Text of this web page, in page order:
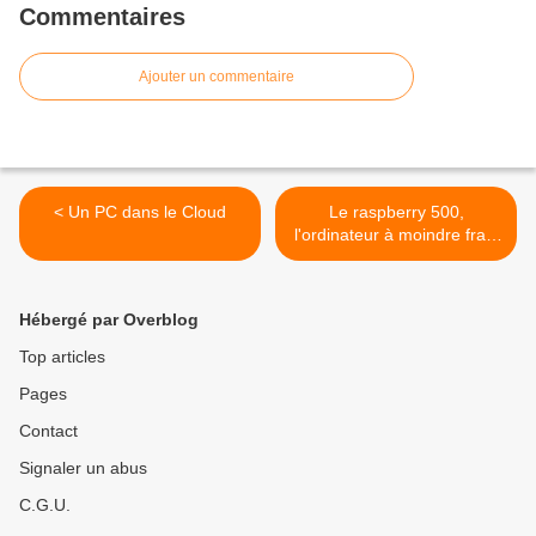
Commentaires
Ajouter un commentaire
< Un PC dans le Cloud
Le raspberry 500,
l'ordinateur à moindre frais
>
Hébergé par Overblog
Top articles
Pages
Contact
Signaler un abus
C.G.U.